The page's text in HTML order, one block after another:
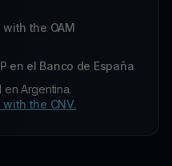
with the OAM
en el Banco de España
en Argentina.
with the CNV.